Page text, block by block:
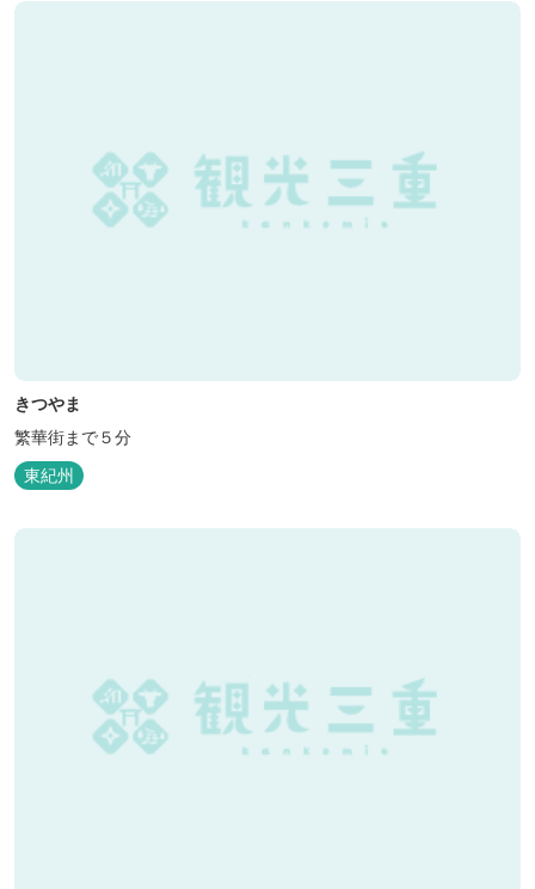
きつやま
繁華街まで５分
東紀州